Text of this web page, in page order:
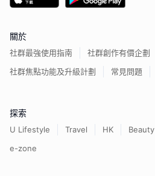
關於
社群最強使用指南
社群創作有價企劃
社群焦點功能及升級計劃
常見問題
探索
U Lifestyle Travel HK Beauty
e-zone